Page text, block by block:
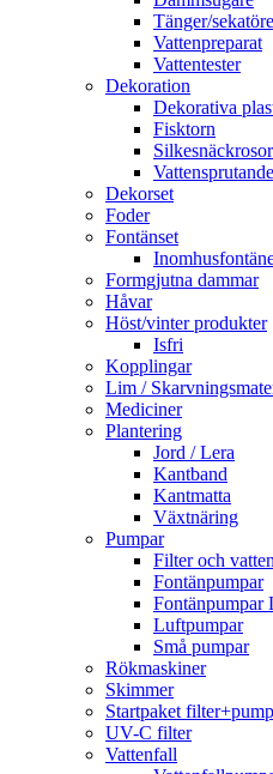
Tänger/
Vattenpreparat
Vattentester
Dekoration
Dekorativa
Fisktorn
Silkesnäckrosor
Dekorset
Foder
Fontänset
Formgjutna dammar
Håvar
Höst/vinter produkter
Isfri
Kopplingar
Lim /
Mediciner
Plantering
Jord / Lera
Kantband
Kantmatta
Växtnäring
Pumpar
Filter och
Fontänpumpar
Luftpumpar
Små pumpar
Rökmaskiner
Skimmer
Startpaket filter+pump
UV-C filter
Vattenfall